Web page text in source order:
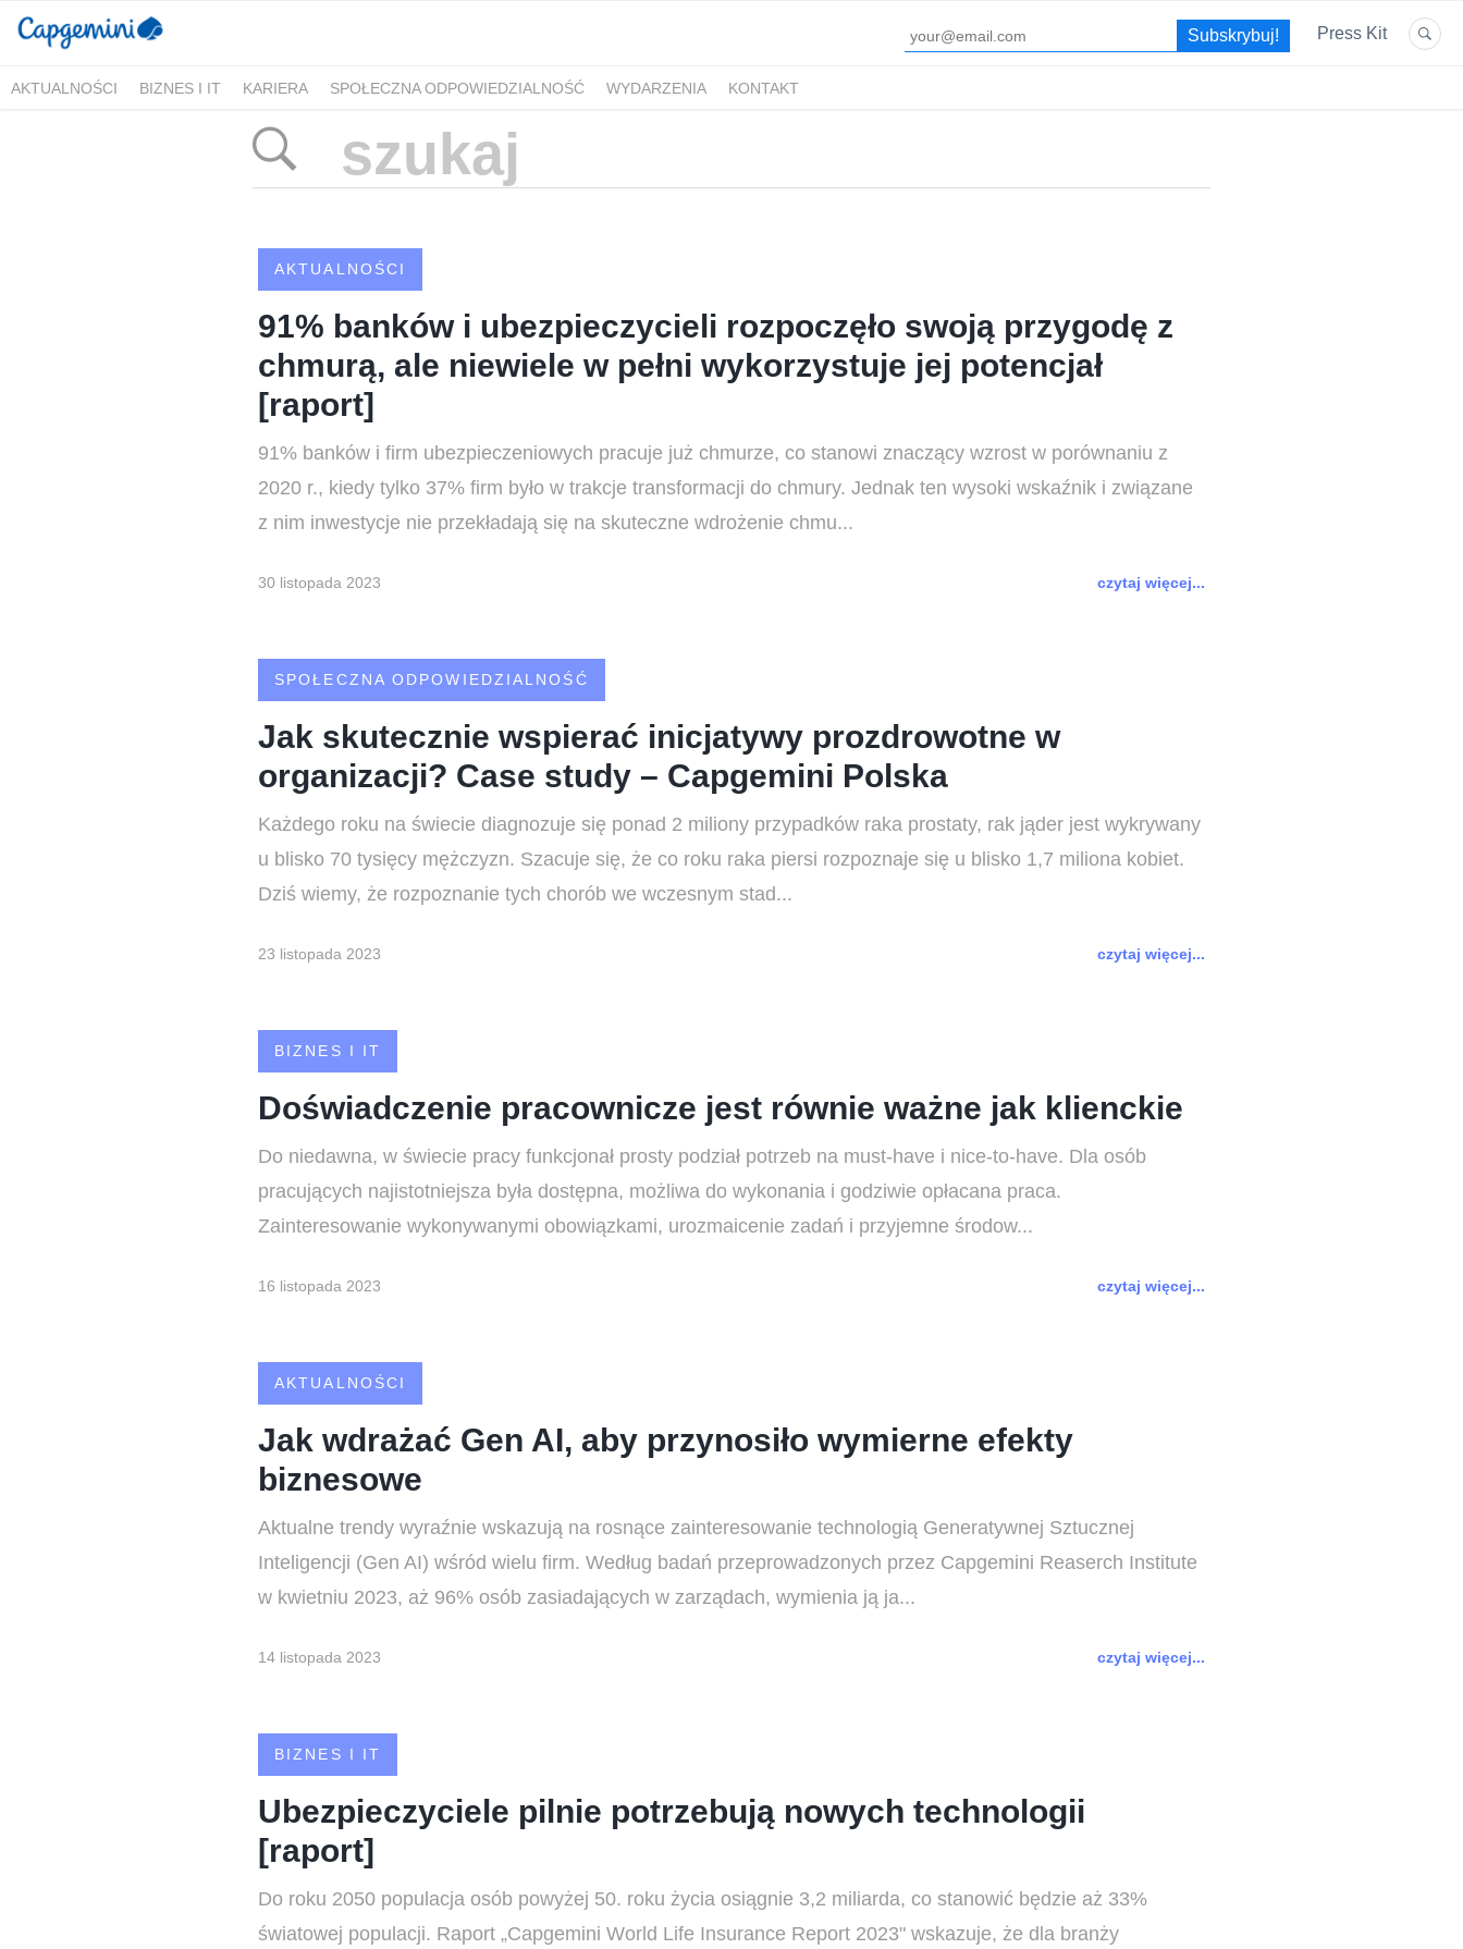
Press Kit
AKTUALNOŚCI BIZNES I IT KARIERA SPOŁECZNA ODPOWIEDZIALNOŚĆ WYDARZENIA KONTAKT
AKTUALNOŚCI
91% banków i ubezpieczycieli rozpoczęło swoją przygodę z
chmurą, ale niewiele w pełni wykorzystuje jej potencjał
[raport]
91% banków i firm ubezpieczeniowych pracuje już chmurze, co stanowi znaczący wzrost w porównaniu z
2020 r., kiedy tylko 37% firm było w trakcje transformacji do chmury. Jednak ten wysoki wskaźnik i związane
z nim inwestycje nie przekładają się na skuteczne wdrożenie chmu...
30 listopada 2023 czytaj więcej...
SPOŁECZNA ODPOWIEDZIALNOŚĆ
Jak skutecznie wspierać inicjatywy prozdrowotne w
organizacji? Case study – Capgemini Polska
Każdego roku na świecie diagnozuje się ponad 2 miliony przypadków raka prostaty, rak jąder jest wykrywany
u blisko 70 tysięcy mężczyzn. Szacuje się, że co roku raka piersi rozpoznaje się u blisko 1,7 miliona kobiet.
Dziś wiemy, że rozpoznanie tych chorób we wczesnym stad...
23 listopada 2023 czytaj więcej...
BIZNES I IT
Doświadczenie pracownicze jest równie ważne jak klienckie
Do niedawna, w świecie pracy funkcjonał prosty podział potrzeb na must-have i nice-to-have. Dla osób
pracujących najistotniejsza była dostępna, możliwa do wykonania i godziwie opłacana praca.
Zainteresowanie wykonywanymi obowiązkami, urozmaicenie zadań i przyjemne środow...
16 listopada 2023 czytaj więcej...
AKTUALNOŚCI
Jak wdrażać Gen AI, aby przynosiło wymierne efekty
biznesowe
Aktualne trendy wyraźnie wskazują na rosnące zainteresowanie technologią Generatywnej Sztucznej
Inteligencji (Gen AI) wśród wielu firm. Według badań przeprowadzonych przez Capgemini Reaserch Institute
w kwietniu 2023, aż 96% osób zasiadających w zarządach, wymienia ją ja...
14 listopada 2023 czytaj więcej...
BIZNES I IT
Ubezpieczyciele pilnie potrzebują nowych technologii
[raport]
Do roku 2050 populacja osób powyżej 50. roku życia osiągnie 3,2 miliarda, co stanowić będzie aż 33%
światowej populacji. Raport „Capgemini World Life Insurance Report 2023" wskazuje, że dla branży